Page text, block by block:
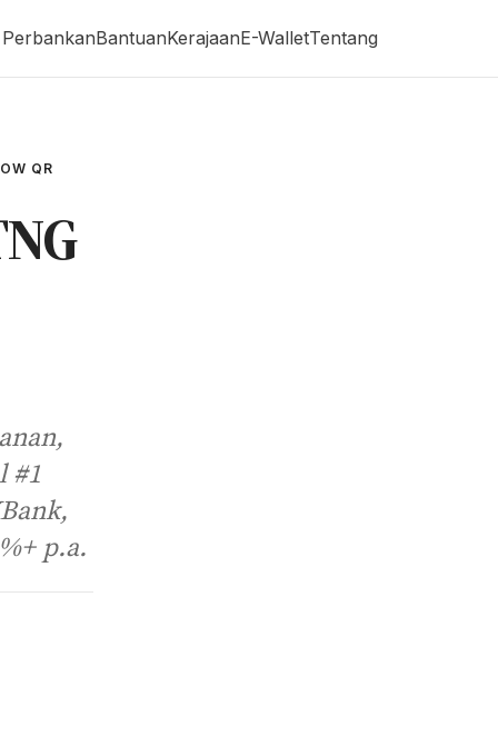
PerbankanBantuanKerajaanE-WalletTentang
QR
#1
p.a.